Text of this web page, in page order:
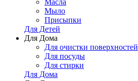
Масла
Мыло
Присыпки
Для Детей
Для Дома
Для очистки поверхностей
Для посуды
Для стирки
Для Дома